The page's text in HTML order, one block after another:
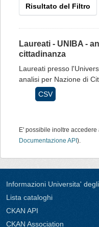
Risultato del Filtro
Laureati - UNIBA -
cittadinanza
Laureati presso
analisi per Nazione di
CSV
E' possibile inoltre
Documentazione API ).
Informazioni Universita'
Lista cataloghi
CKAN API
CKAN Association